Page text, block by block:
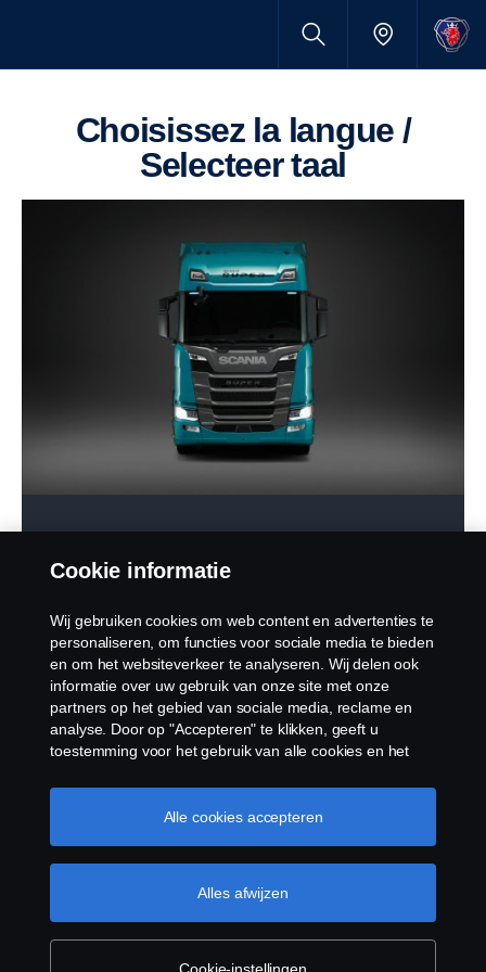
Choisissez la langue /
Selecteer taal
Français
Cookie informatie
Wij gebruiken cookies om web content en advertenties te
personaliseren, om functies voor sociale media te bieden
en om het websiteverkeer te analyseren. Wij delen ook
informatie over uw gebruik van onze site met onze
partners op het gebied van sociale media, reclame en
analyse. Door op "Accepteren" te klikken, geeft u
toestemming voor het gebruik van alle cookies en het
door op "Cookie Instellingen" te klikken en de
categorieën te selecteren die u wilt accepteren. Voor een
Cookie beleid
Alles afwijzen
Alle cookies accepteren